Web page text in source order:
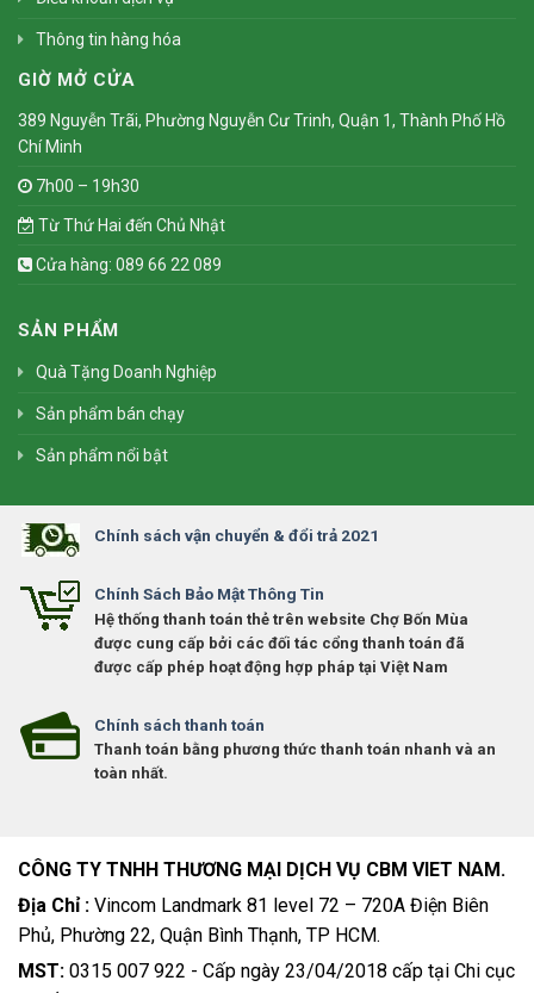
Thông tin hàng hóa
GIỜ MỞ CỬA
389 Nguyễn Trãi, Phường Nguyễn Cư Trinh, Quận 1, Thành Phố Hồ
Chí Minh
7h00 – 19h30
Từ Thứ Hai đến Chủ Nhật
Cửa hàng: 089 66 22 089
SẢN PHẨM
Quà Tặng Doanh Nghiệp
Sản phẩm bán chạy
Sản phẩm nổi bật
Chính sách vận chuyển & đổi trả 2021
Chính Sách Bảo Mật Thông Tin
Hệ thống thanh toán thẻ trên website Chợ Bốn Mùa
được cung cấp bởi các đối tác cổng thanh toán đã
được cấp phép hoạt động hợp pháp tại Việt Nam
Chính sách thanh toán
Thanh toán bằng phương thức thanh toán nhanh và an
toàn nhất.
CÔNG TY TNHH THƯƠNG MẠI DỊCH VỤ CBM VIET NAM.
Địa Chỉ : Vincom Landmark 81 level 72 – 720A Điện Biên
Phủ, Phường 22, Quận Bình Thạnh, TP HCM.
MST: 0315 007 922 - Cấp ngày 23/04/2018 cấp tại Chi cục